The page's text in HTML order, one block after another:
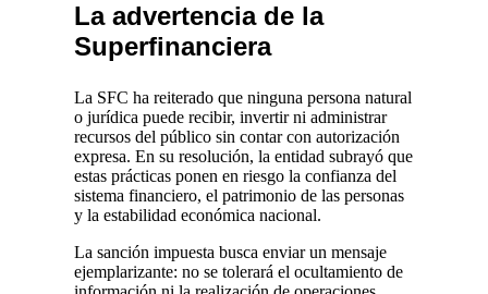
La advertencia de la
Superfinanciera
La SFC ha reiterado que ninguna persona natural
o jurídica puede recibir, invertir ni administrar
recursos del público sin contar con autorización
expresa. En su resolución, la entidad subrayó que
estas prácticas ponen en riesgo la confianza del
sistema financiero, el patrimonio de las personas
y la estabilidad económica nacional.
La sanción impuesta busca enviar un mensaje
ejemplarizante: no se tolerará el ocultamiento de